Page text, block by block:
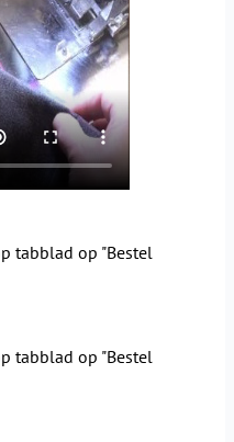
tabblad op "Bestel
tabblad op "Bestel